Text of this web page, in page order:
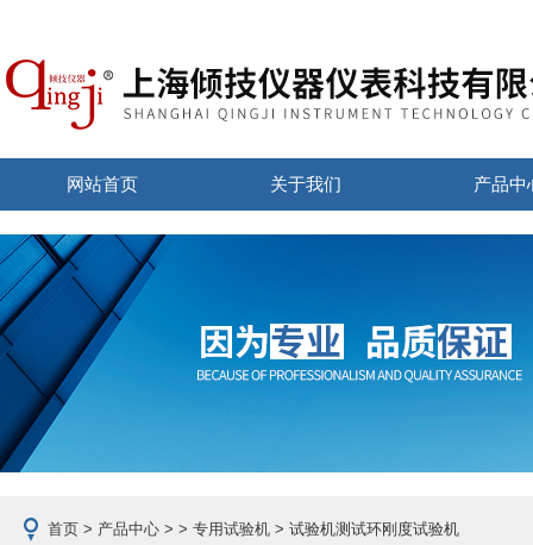
网站首页 关于我们 产品中
首页 > 产品中心 > > 专用试验机 > 试验机测试环刚度试验机